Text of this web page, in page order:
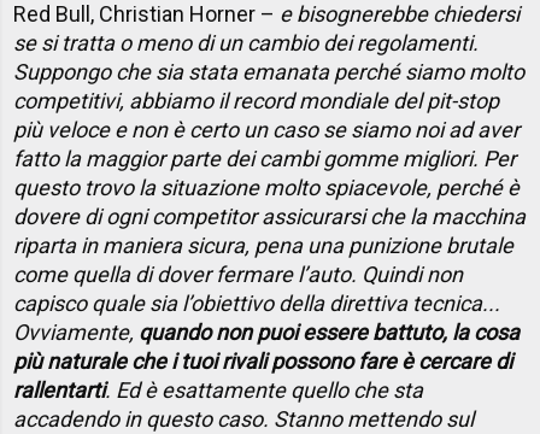
Red Bull, Christian Horner – e bisognerebbe chiedersi
se si tratta o meno di un cambio dei regolamenti.
Suppongo che sia stata emanata perché siamo molto
competitivi, abbiamo il record mondiale del pit-stop
più veloce e non è certo un caso se siamo noi ad aver
fatto la maggior parte dei cambi gomme migliori. Per
questo trovo la situazione molto spiacevole, perché è
dovere di ogni competitor assicurarsi che la macchina
riparta in maniera sicura, pena una punizione brutale
come quella di dover fermare l’auto. Quindi non
capisco quale sia l’obiettivo della direttiva tecnica...
Ovviamente, quando non puoi essere battuto, la cosa
più naturale che i tuoi rivali possono fare è cercare di
rallentarti. Ed è esattamente quello che sta
accadendo in questo caso. Stanno mettendo sul